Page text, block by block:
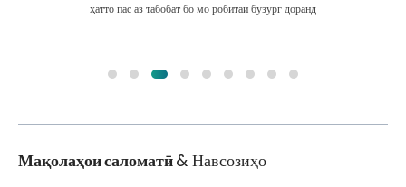
ҳатто пас аз табобат бо мо робитаи бузург доранд
Мақолаҳои саломатӣ& Навсозиҳо